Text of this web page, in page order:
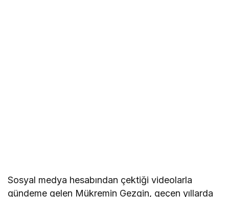
Sosyal medya hesabından çektiği videolarla
gündeme gelen Mükremin Gezgin, geçen yıllarda